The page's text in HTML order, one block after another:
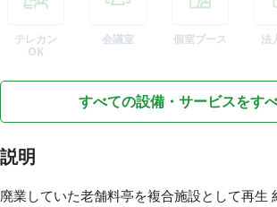
テレカン
OK
会議室 個室ブース 法
すべての設備・サービスをす
説明
廃業していた老舗料亭を複合施設として再生